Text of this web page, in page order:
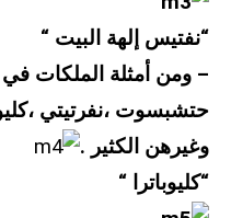
“نفتيس إلهة البيت “
– ومن أمثلة الملكات
حتشبسوت ،نفرتيتي
وغيرهن الكثير .
“كليوباترا “